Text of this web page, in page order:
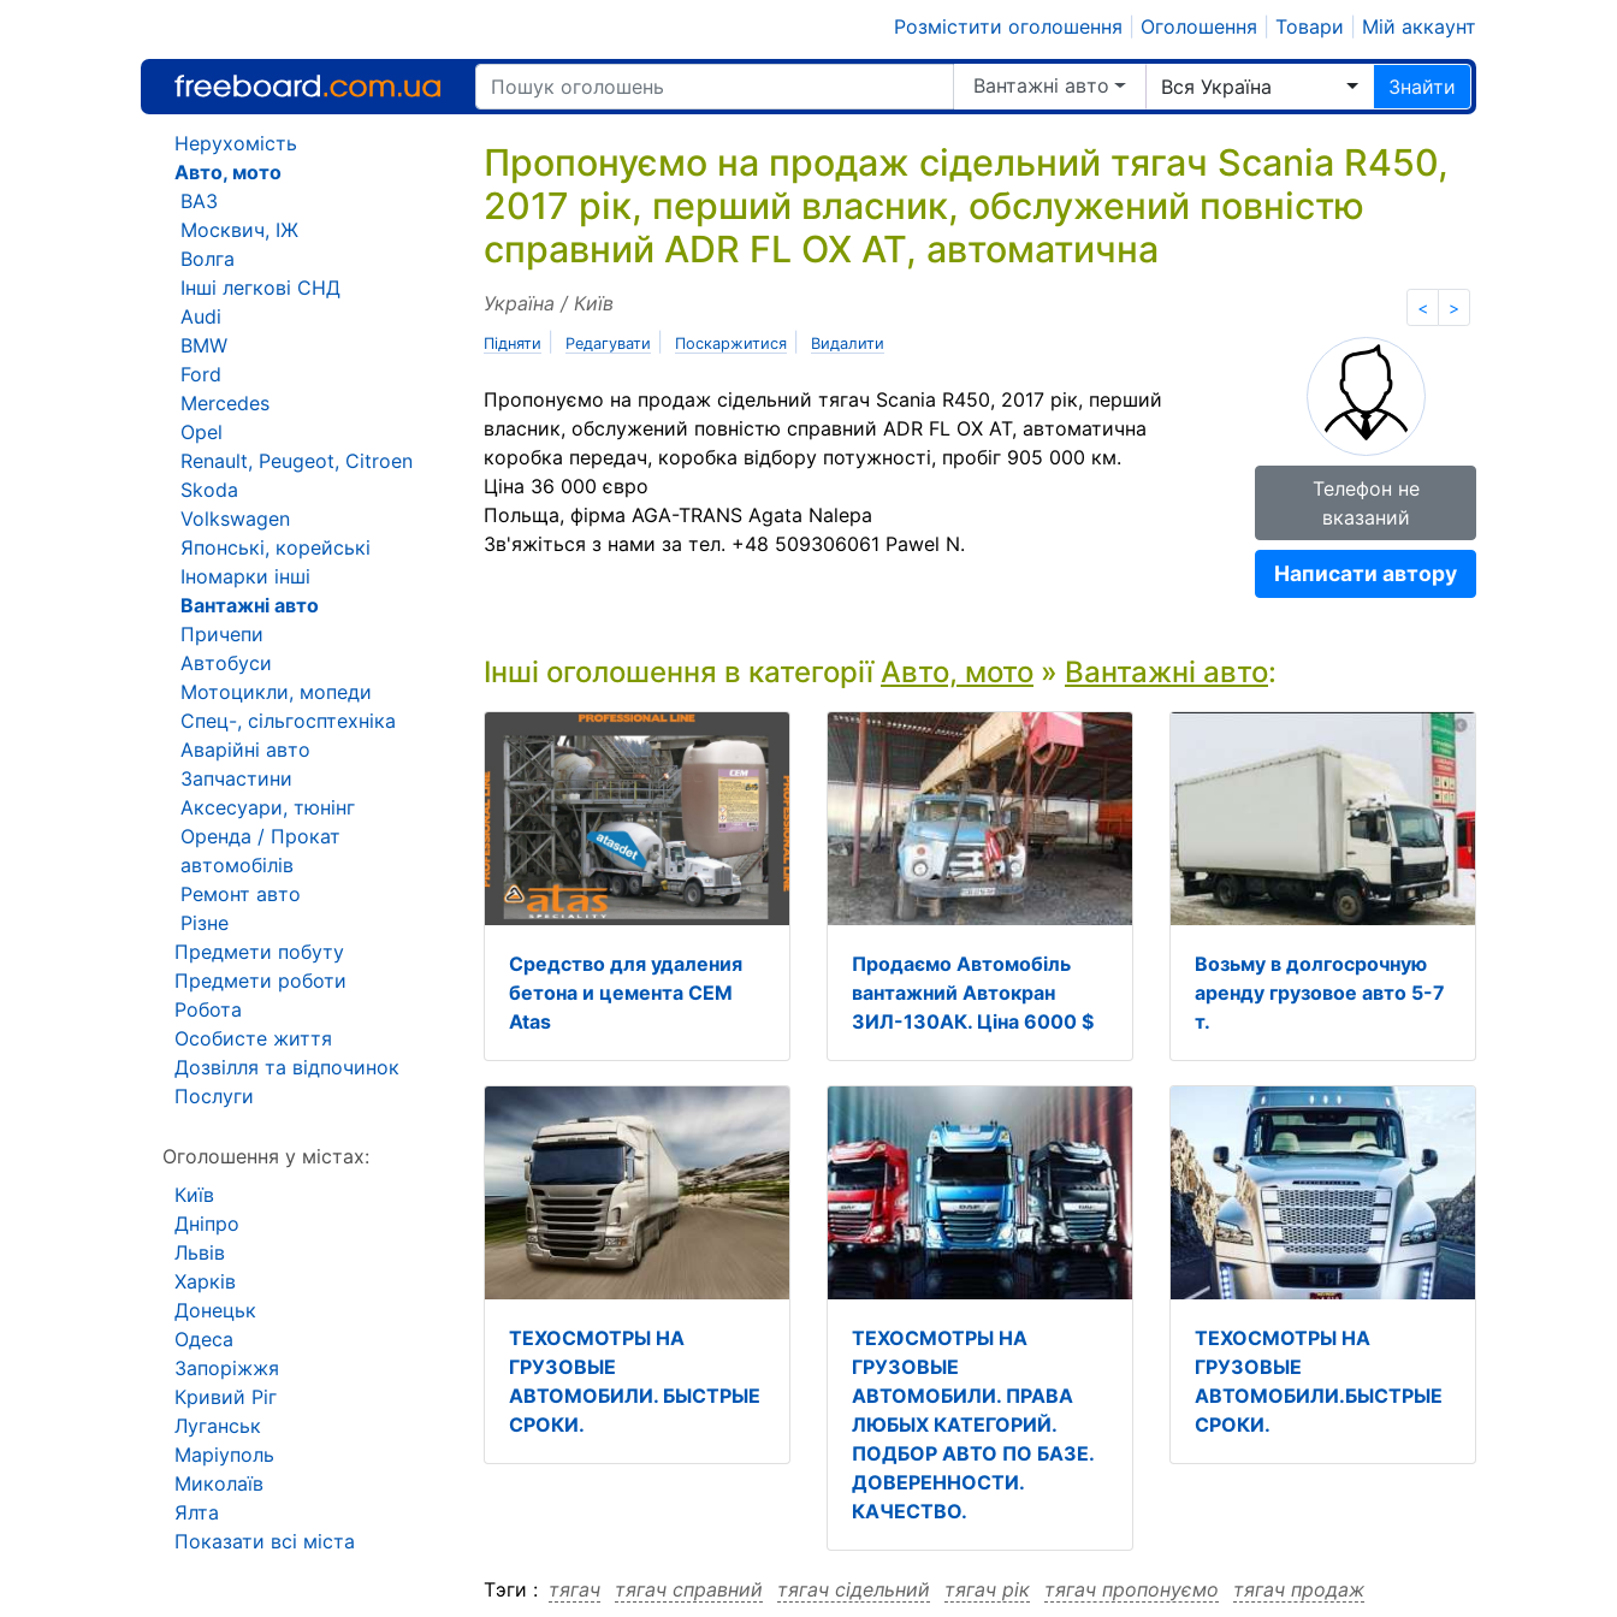
Розмістити оголошення Оголошення Товари Мій аккаунт
Вантажні авто Вся Україна Знайти
Пропонуємо на продаж сідельний тягач Scania R450,
2017 рік, перший власник, обслужений повністю
справний ADR FL OX AT, автоматична
< >
Україна / Київ
Підняти Редагувати Поскаржитися Видалити
Пропонуємо на продаж сідельний тягач Scania R450, 2017 рік, перший
власник, обслужений повністю справний ADR FL OX AT, автоматична
коробка передач, коробка відбору потужності, пробіг 905 000 км.
Ціна 36 000 євро
Польща, фірма AGA-TRANS Agata Nalepa
Зв'яжіться з нами за тел. +48 509306061 Pawel N.
Телефон не
вказаний
Написати автору
Інші оголошення в категоріїАвто, мото » Вантажні авто:
Средство для удаления
бетона и цемента CEM
Atas
Продаємо Автомобіль
вантажний Автокран
ЗИЛ-130АК. Ціна 6000 $
Возьму в долгосрочную
аренду грузовое авто 5-7
т.
ТЕХОСМОТРЫ НА
ГРУЗОВЫЕ
АВТОМОБИЛИ. БЫСТРЫЕ
СРОКИ.
ТЕХОСМОТРЫ НА
ГРУЗОВЫЕ
АВТОМОБИЛИ. ПРАВА
ЛЮБЫХ КАТЕГОРИЙ.
ПОДБОР АВТО ПО БАЗЕ.
ДОВЕРЕННОСТИ.
КАЧЕСТВО.
ТЕХОСМОТРЫ НА
ГРУЗОВЫЕ
АВТОМОБИЛИ.БЫСТРЫЕ
СРОКИ.
Тэги : тягач тягач справний тягач сідельний тягач рік тягач пропонуємо
тягач продаж
Нерухомість
Авто, мото
ВАЗ
Москвич, ІЖ
Волга
Інші легкові СНД
Audi
BMW
Ford
Mercedes
Opel
Renault, Peugeot, Citroen
Skoda
Volkswagen
Японські, корейські
Іномарки інші
Вантажні авто
Причепи
Автобуси
Мотоцикли, мопеди
Спец-, сільгосптехніка
Аварійні авто
Запчастини
Аксесуари, тюнінг
Оренда / Прокат
автомобілів
Ремонт авто
Різне
Предмети побуту
Предмети роботи
Робота
Особисте життя
Дозвілля та відпочинок
Послуги
Оголошення у містах:
Київ
Дніпро
Львів
Харків
Донецьк
Одеса
Запоріжжя
Кривий Ріг
Луганськ
Маріуполь
Миколаїв
Ялта
Показати всі міста